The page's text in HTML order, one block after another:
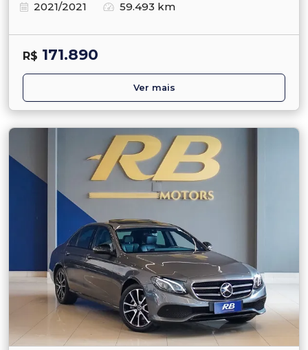
2021/2021
59.493 km
R$ 171.890
Ver mais